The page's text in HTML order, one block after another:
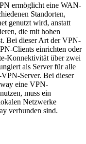
ermöglicht eine WAN-
Standorten,
genutzt wird, anstatt
die mit hohen
Bei dieser Art der VPN-
Clients einrichten oder
Konnektivität über zwei
als Server für alle
Server. Bei dieser
eine VPN-
muss ein
Netzwerke
verbunden sind.